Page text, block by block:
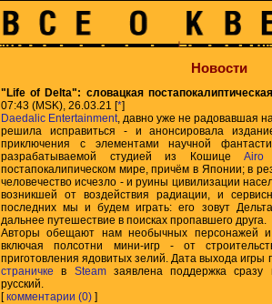
Новости
"Life of Delta": словацкая
07:43 (MSK), 26.03.21 [*]
Daedalic Entertainment, давно уже не радовавшая
решила исправиться - и анонсировала
приключения с элементами научной
разрабатываемой студией из КошицеAiro
постапокалипическом мире, причём в Японии; в
человечество исчезло - и руины цивилизации
возникшей от воздействия радиации, и
последних мы и будем играть: его зовут
дальнее путешествие в поисках пропавшего друга.
Авторы обещают нам необычных персонажей и
включая полсотни мини-игр - от
приготовления ядовитых зелий. Дата выхода игры
страничке в Steamзаявлена поддержка сразу
русский.
[комментарии (0) ]